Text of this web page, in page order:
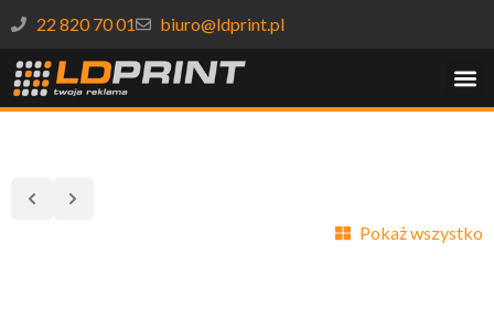
22 820 70 01 biuro@ldprint.pl
Pokaż wszystko